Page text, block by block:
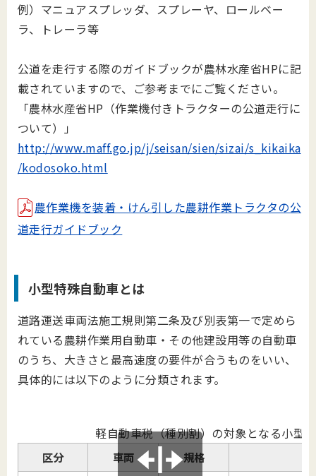
例）マニュアスプレッダ、スプレーヤ、ロールベー
ラ、トレーラ等
公道を走行する際のガイドブックが農林水産省HPに記
載されていますので、ご参考までにご覧ください。
「農林水産省HP（作業機付きトラクターの公道走行に
ついて）」
http://www.maff.go.jp/j/seisan/sien/sizai/s_kikaika
/kodosoko.html
農作業機を装着・けん引した農耕作業トラクタの公
道走行ガイドブック
小型特殊自動車とは
道路運送車両法施工規則第二条及び別表第一で定めら
れている農耕作業用自動車・その他建設用等の自動車
のうち、大きさと最高速度の要件が合うものをいい、
具体的には以下のように分類されます。
区分 車両 規格
軽自動車税（種別割）の対象となる小型